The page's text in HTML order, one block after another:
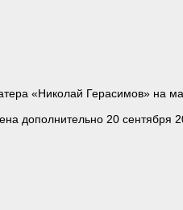
«Николай Герасимов» на
дополнительно 20 сентября